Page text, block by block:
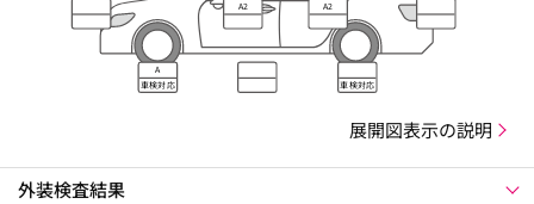
A2 A2
A
車検対応
車検対応
展開図表示の説明
外装検査結果